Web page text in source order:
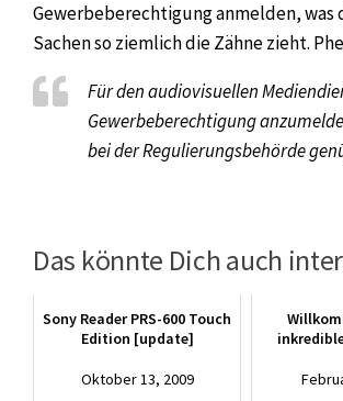
Gewerbeberechtigung anmelden, was
Sachen so ziemlich die Zähne zieht.
Für den audiovisuellen
Gewerbeberechtigung
bei der Regulierungsbehörde
Das könnte Dich auch
Sony Reader PRS-600 Touch
Edition [update]
Oktober 13, 2009